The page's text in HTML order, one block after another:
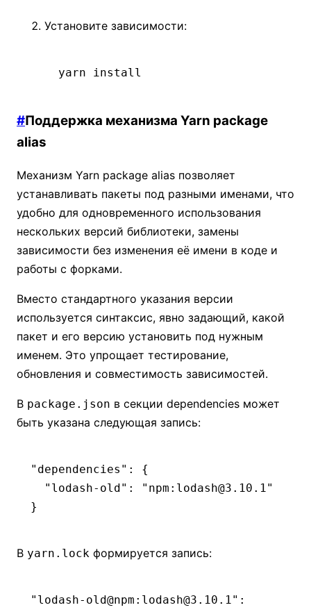
Установите зависимости:
yarn install
#Поддержка механизма Yarn package
alias
Механизм Yarn package alias позволяет
устанавливать пакеты под разными именами, что
удобно для одновременного использования
нескольких версий библиотеки, замены
зависимости без изменения её имени в коде и
работы с форками.
Вместо стандартного указания версии
используется синтаксис, явно задающий, какой
пакет и его версию установить под нужным
именем. Это упрощает тестирование,
обновления и совместимость зависимостей.
В package.json в секции dependencies может
быть указана следующая запись:
"dependencies" : {
  "lodash-old"
:
"npm:lodash@3.10.1"
}
В yarn.lock формируется запись:
"lodash-old@npm:lodash@3.10.1" :